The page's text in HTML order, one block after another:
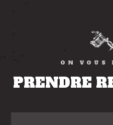
ON VOUS
PRENDRE